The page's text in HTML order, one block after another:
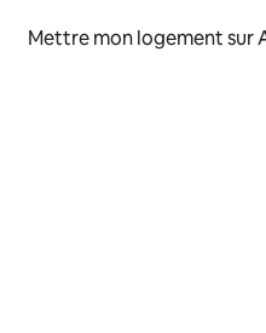
Mettre mon logement sur